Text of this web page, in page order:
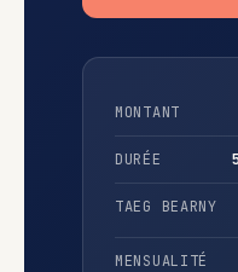
MONTANT
DURÉE
TAEG BEARNY
MENSUALITÉ